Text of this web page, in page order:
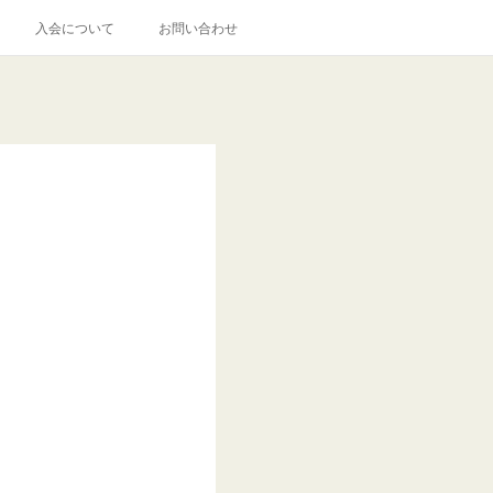
入会について お問い合わせ